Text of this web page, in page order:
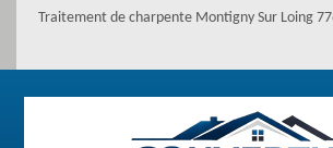
Traitement de charpente Montigny Sur Loing